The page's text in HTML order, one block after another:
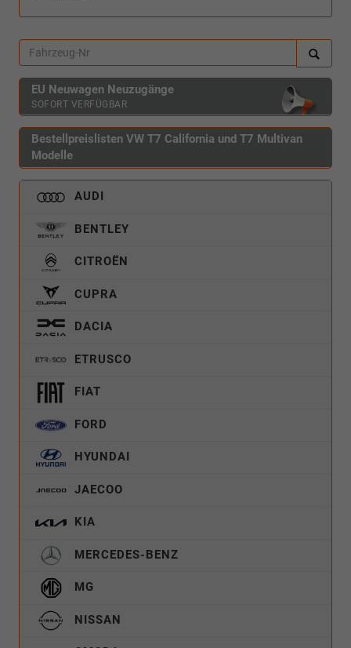
EU Neuwagen Neuzugänge
SOFORT VERFÜGBAR
Bestellpreislisten VW T7 California und T7 Multivan
Modelle
AUDI
BENTLEY
CITROËN
CUPRA
DACIA
ETRUSCO
FIAT
FORD
HYUNDAI
JAECOO
KIA
MERCEDES-BENZ
MG
NISSAN